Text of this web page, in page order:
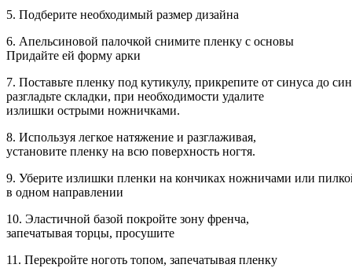
5. Подберите необходимый размер дизайна
6. Апельсиновой палочкой снимите пленку с основы
Придайте ей форму арки
7. Поставьте пленку под кутикулу, прикрепите от синуса до
разгладьте складки, при необходимости удалите
излишки острыми ножничками.
8. Используя легкое натяжение и разглаживая,
установите пленку на всю поверхность ногтя.
9. Уберите излишки пленки на кончиках ножничами или
в одном направлении
10. Эластичной базой покройте зону френча,
запечатывая торцы, просушите
11. Перекройте ноготь топом, запечатывая пленку